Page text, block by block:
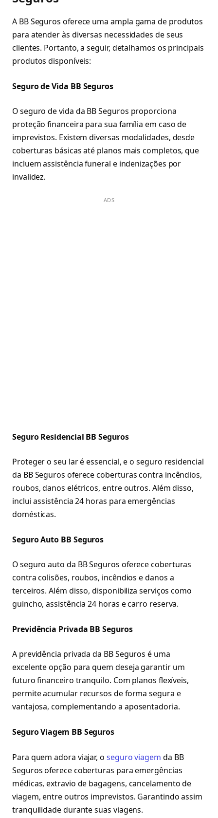
A BB Seguros oferece uma ampla gama de produtos
para atender às diversas necessidades de seus
clientes. Portanto, a seguir, detalhamos os principais
produtos disponíveis:
Seguro de Vida BB Seguros
O seguro de vida da BB Seguros proporciona
proteção financeira para sua família em caso de
imprevistos. Existem diversas modalidades, desde
coberturas básicas até planos mais completos, que
incluem assistência funeral e indenizações por
invalidez.
ADS
Seguro Residencial BB Seguros
Proteger o seu lar é essencial, e o seguro residencial
da BB Seguros oferece coberturas contra incêndios,
roubos, danos elétricos, entre outros. Além disso,
inclui assistência 24 horas para emergências
domésticas.
Seguro Auto BB Seguros
O seguro auto da BB Seguros oferece coberturas
contra colisões, roubos, incêndios e danos a
terceiros. Além disso, disponibiliza serviços como
guincho, assistência 24 horas e carro reserva.
Previdência Privada BB Seguros
A previdência privada da BB Seguros é uma
excelente opção para quem deseja garantir um
futuro financeiro tranquilo. Com planos flexíveis,
permite acumular recursos de forma segura e
vantajosa, complementando a aposentadoria.
Seguro Viagem BB Seguros
Para quem adora viajar, o seguro viagem da BB
Seguros oferece coberturas para emergências
médicas, extravio de bagagens, cancelamento de
viagem, entre outros imprevistos. Garantindo assim
tranquilidade durante suas viagens.